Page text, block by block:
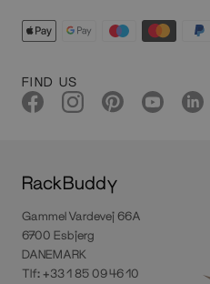
FIND US
RackBuddy
Gammel Vardevej 66A
6700 Esbjerg
DANEMARK
Tlf: +33 1 85 09 46 10